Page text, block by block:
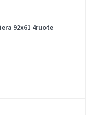
92x61 4ruote